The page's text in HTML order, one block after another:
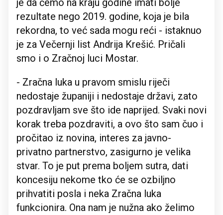
je da ćemo na kraju godine imati bolje
rezultate nego 2019. godine, koja je bila
rekordna, to već sada mogu reći - istaknuo
je za Večernji list Andrija Krešić. Pričali
smo i o Zračnoj luci Mostar.
- Zračna luka u pravom smislu riječi
nedostaje županiji i nedostaje državi, zato
pozdravljam sve što ide naprijed. Svaki novi
korak treba pozdraviti, a ovo što sam čuo i
pročitao iz novina, interes za javno-
privatno partnerstvo, zasigurno je velika
stvar. To je put prema boljem sutra, dati
koncesiju nekome tko će se ozbiljno
prihvatiti posla i neka Zračna luka
funkcionira. Ona nam je nužna ako želimo